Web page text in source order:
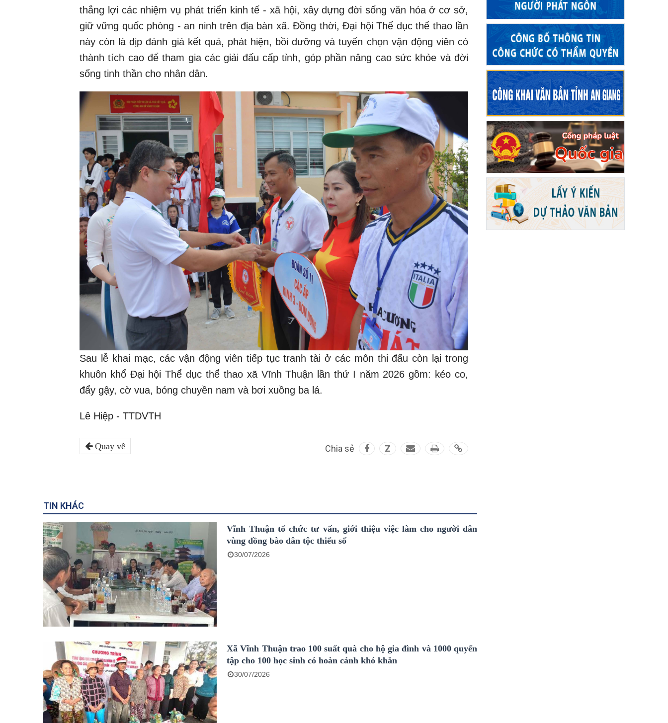
thắng lợi các nhiệm vụ phát triển kinh tế - xã hội, xây dựng đời sống văn hóa ở cơ sở,
giữ vững quốc phòng - an ninh trên địa bàn xã. Đồng thời, Đại hội Thể dục thể thao lần
này còn là dịp đánh giá kết quả, phát hiện, bồi dưỡng và tuyển chọn vận động viên có
thành tích cao để tham gia các giải đấu cấp tỉnh, góp phần nâng cao sức khỏe và đời
sống tinh thần cho nhân dân.
Sau lễ khai mạc, các vận động viên tiếp tục tranh tài ở các môn thi đấu còn lại trong
khuôn khổ Đại hội Thể dục thể thao xã Vĩnh Thuận lần thứ I năm 2026 gồm: kéo co,
đẩy gậy, cờ vua, bóng chuyền nam và bơi xuồng ba lá.
Lê Hiệp - TTDVTH
Quay về Chia sẻ Z
TIN KHÁC
Vĩnh Thuận tổ chức tư vấn, giới thiệu việc làm cho người dân
vùng đồng bào dân tộc thiểu số
30/07/2026
Xã Vĩnh Thuận trao 100 suất quà cho hộ gia đình và 1000 quyển
tập cho 100 học sinh có hoàn cảnh khó khăn
30/07/2026